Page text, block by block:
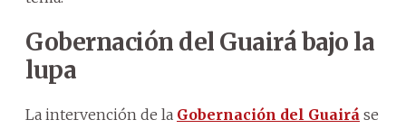
Gobernación del Guairá bajo la
lupa
La intervención de la Gobernación del Guairá se